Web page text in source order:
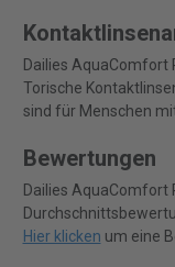
Dailies AquaComfort
Torische
sind für Menschen
Bewertungen
Dailies AquaComfort
Hier klicken um eine